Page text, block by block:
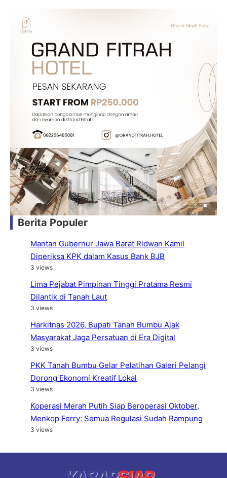
Berita Populer
Mantan Gubernur Jawa Barat Ridwan Kamil
Diperiksa KPK dalam Kasus Bank BJB
3 views
Lima Pejabat Pimpinan Tinggi Pratama Resmi
Dilantik di Tanah Laut
3 views
Harkitnas 2026, Bupati Tanah Bumbu Ajak
Masyarakat Jaga Persatuan di Era Digital
3 views
PKK Tanah Bumbu Gelar Pelatihan Galeri Pelangi
Dorong Ekonomi Kreatif Lokal
3 views
Koperasi Merah Putih Siap Beroperasi Oktober,
Menkop Ferry: Semua Regulasi Sudah Rampung
3 views